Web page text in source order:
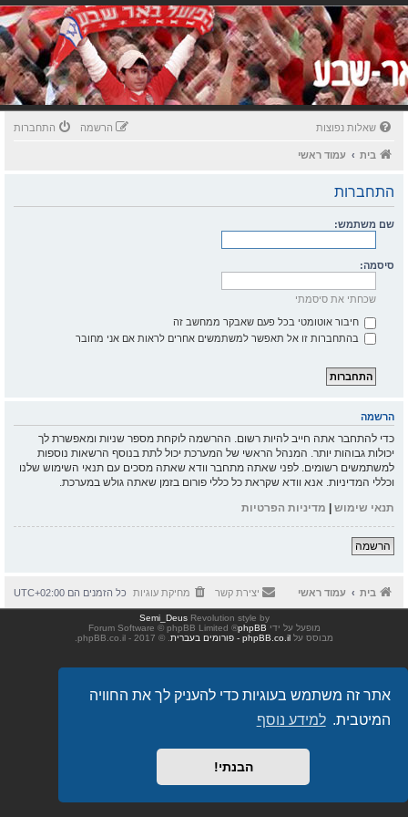
אתר זה משתמש בעוגיות כדי להעניק לך את החוויה
המיטבית. למידע נוסף
הבנתי!
שאלות נפוצות התחברות הרשמה
בית עמוד ראשי
התחברות
שם משתמש:
סיסמה:
שכחתי את סיסמתי
חיבור אוטומטי בכל פעם שאבקר ממחשב זה
בהתחברות זו אל תאפשר למשתמשים אחרים לראות אם אני מחובר
הרשמה
כדי להתחבר אתה חייב להיות רשום. ההרשמה לוקחת מספר שניות ומאפשרת לך
יכולות גבוהות יותר. המנהל הראשי של המערכת יכול לתת בנוסף הרשאות נוספות
למשתמשים רשומים. לפני שאתה מתחבר וודא שאתה מסכים עם תנאי השימוש שלנו
וכללי המדיניות. אנא וודא שקראת כל כללי פורום בזמן שאתה גולש במערכת.
תנאי שימוש | מדיניות הפרטיות
הרשמה
בית עמוד ראשי כל הזמנים הם UTC+02:00 מחיקת עוגיות יצירת קשר
Revolution style by
Semi_Deus
מופעל על ידי phpBB
® Forum Software © phpBB Limited
מבוסס על phpBB.co.il - פורומים בעברית . © 2017 - phpBB.co.il.